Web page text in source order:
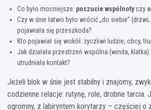
Co było mocniejsze: poczucie wspólnotyczy
Czy w śnie łatwo było wrócić „do siebie”
pojawiała się przeszkoda?
Kto pojawiał się wokół: życzliwi ludzie, obcy,
Jak działała przestrzeń wspólna (winda,
utrudniała kontakt?
Jeżeli blok w śnie jest stabilny i znajomy,
codzienne relacje: rutynę, role, drobne tarcia.
ogromny, z labiryntem korytarzy – częściej o